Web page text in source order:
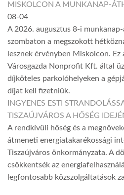
MISKOLCON A MUNKANAP-
08-04
A 2026. augusztus 8-i
szombaton a megszokott
lesznek érvényben Miskolcon.
Városgazda Nonprofit Kft. által
díjköteles parkolóhelyeken a
díjat kell fizetniük.
INGYENES ESTI
TISZAÚJVÁROS A HŐSÉG
A rendkívüli hőség és a
átmeneti energiatakarékossági
Tiszaújváros önkormányzata. A
csökkentsék az
legfontosabb közszolgáltatások